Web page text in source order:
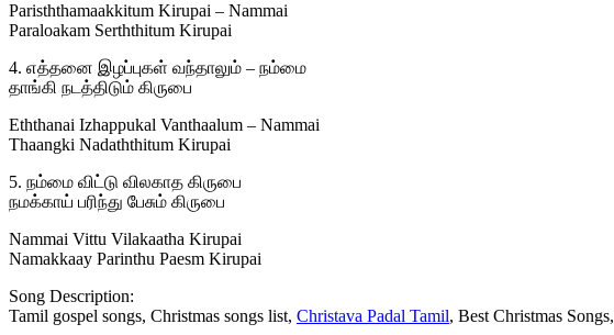
Parisththamaakkitum Kirupai – Nammai
Paraloakam Serththitum Kirupai
4. எத்தனை இழப்புகள் வந்தாலும் – நம்மை
தாங்கி நடத்திடும் கிருபை
Eththanai Izhappukal Vanthaalum – Nammai
Thaangki Nadaththitum Kirupai
5. நம்மை விட்டு விலகாத கிருபை
நமக்காய் பரிந்து பேசும் கிருபை
Nammai Vittu Vilakaatha Kirupai
Namakkaay Parinthu Paesm Kirupai
Song Description:
Tamil gospel songs, Christmas songs list, Christava Padal Tamil, Best Christmas Songs,